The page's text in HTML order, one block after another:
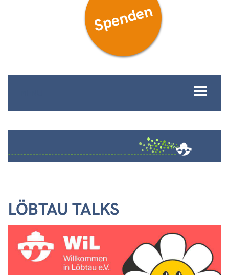
Spenden
LÖBTAU TALKS